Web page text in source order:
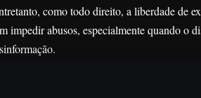
como todo direito, a liberdade de
impedir abusos, especialmente quando o